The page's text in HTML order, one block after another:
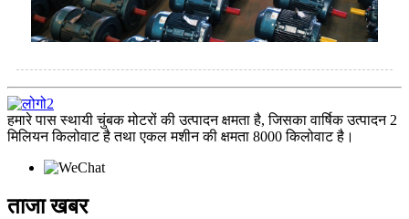
हमारे पास स्थायी चुंबक मोटरों की उत्पादन क्षमता है, जिसका वार्षिक उत्पादन 2
मिलियन किलोवाट है तथा एकल मशीन की क्षमता 8000 किलोवाट है।
ताजा खबर